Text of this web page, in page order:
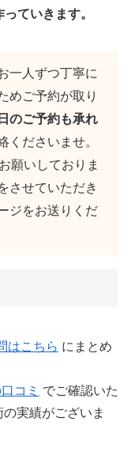
ていきます。
一人ずつ丁寧に
めご予約が取り
のご予約も承れ
くださいませ。
願いしておりま
させていただき
ジをお送りくだ
はこちら にまとめ
コミ でご確認いた
実績がございま